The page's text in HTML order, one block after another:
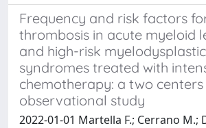
Frequency and risk factors
thrombosis in acute myeloid
and high-risk myelodysplastic
syndromes treated with
chemotherapy: a two centers
observational study
2022-01-01 Martella F.; Cerrano M.;